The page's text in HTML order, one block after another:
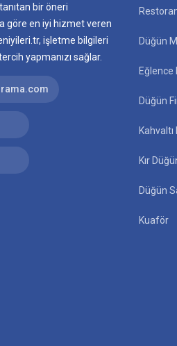
bir öneri
göre en iyi hizmet veren
işletme bilgileri
yapmanızı sağlar.
Düğün
Eğlence
Düğün
Kahvaltı
Kır
Düğün
Kuaför